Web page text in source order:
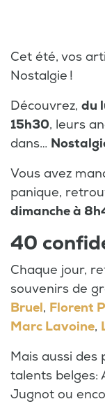
Cet été, vos
Nostalgie !
Découvrez, du
15h30, leurs
dans…
Vous avez
panique,
dimanche à
40
Chaque jour,
souvenirs de
Bruel, Florent
Marc Lavoine,
Mais aussi des
talents belges:
Jugnot ou